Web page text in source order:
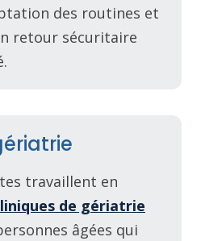
des routines et
retour sécuritaire
travaillent en
de gériatrie
âgées qui